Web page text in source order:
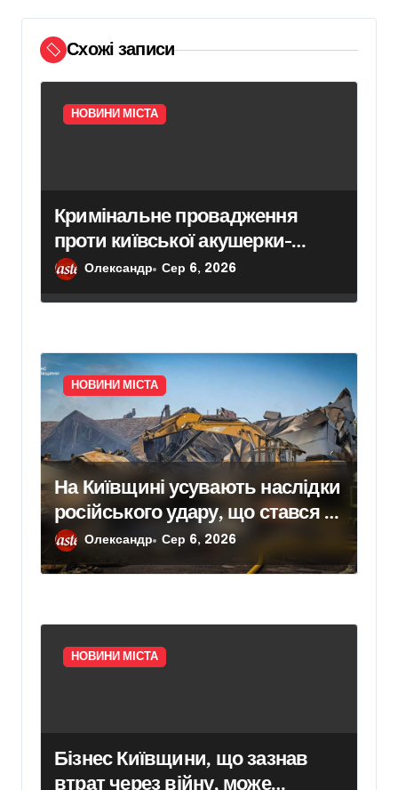
и
с
і
в
Схожі записи
НОВИНИ МІСТА
Кримінальне провадження
проти київської акушерки-
гінеколога через переривання
Олександр Сер 6, 2026
НОВИНИ МІСТА
На Київщині усувають наслідки
російського удару, що стався 5
серпня (ФОТО)
Олександр Сер 6, 2026
НОВИНИ МІСТА
Бізнес Київщини, що зазнав
втрат через війну, може